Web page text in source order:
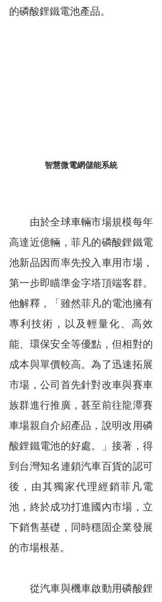
的磷酸鋰鐵電池產品。
智慧微電網儲能系統
由於全球車輛市場規模每年
高達近億輛，菲凡的磷酸鋰鐵電
池新品因而率先投入車用市場，
第一步即瞄準金字塔頂端客群。
他解釋，「雖然菲凡的電池擁有
專利技術，以及輕量化、高效
能、環保安全等優點，但相對的
成本與單價較高。為了迅速拓展
市場，公司首先針對改車與賽車
族群進行推廣，甚至前往龍潭賽
車場親自介紹產品，說明改用磷
酸鋰鐵電池的好處。」接著，得
到台灣知名連鎖汽車百貨的認可
後，由其獨家代理經銷菲凡電
池，終於成功打進國內市場，立
下銷售基礎，同時穩固企業發展
的市場根基。
從汽車與機車啟動用磷酸鋰